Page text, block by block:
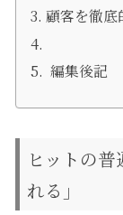
顧客を徹底
編集後記
ヒットの
れる」